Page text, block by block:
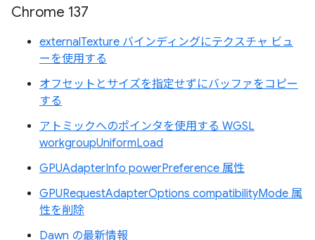
Chrome 137
externalTexture バインディングにテクスチャ ビュ
ーを使用する
オフセットとサイズを指定せずにバッファをコピー
する
アトミックへのポインタを使用する WGSL
workgroupUniformLoad
GPUAdapterInfo powerPreference 属性
GPURequestAdapterOptions compatibilityMode 属
性を削除
Dawn の最新情報